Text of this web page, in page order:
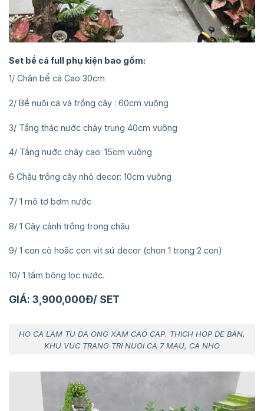
Set bể cá full phụ kiện bao gồm:
1/ Chân bể cá Cao 30cm
2/ Bể nuôi cá và trồng cây : 60cm vuông
3/ Tầng thác nước chảy trung 40cm vuông
4/ Tầng nước chảy cao: 15cm vuông
6 Chậu trồng cây nhỏ decor: 10cm vuông
7/ 1 mô tơ bơm nước
8/ 1 Cây cảnh trồng trong chậu
9/ 1 con cò hoặc con vịt sứ decor (chọn 1 trong 2 con)
10/ 1 tấm bông lọc nước.
GIÁ: 3,900,000Đ/ SET
HO CA LAM TU DA ONG XAM CAO CAP. THICH HOP DE BAN,
KHU VUC TRANG TRI NUOI CA 7 MAU, CA NHO